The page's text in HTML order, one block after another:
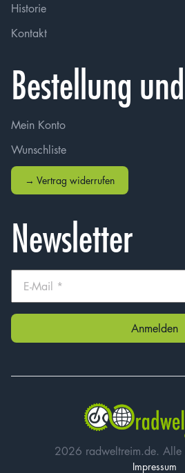
Historie
Kontakt
Bestellung
Mein Konto
Wunschliste
→ Vertrag widerrufen
Newsletter
2026 radweltreim.de. Alle
Impressum